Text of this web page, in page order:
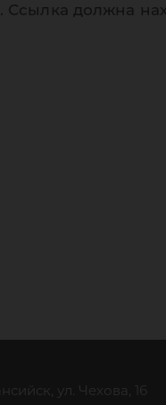
Ссылка должна
ул. Чехова, 16